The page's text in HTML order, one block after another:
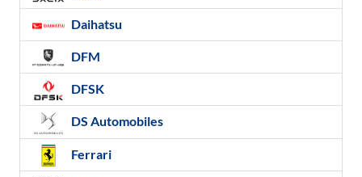
Daihatsu
DFM
DFSK
DS Automobiles
Ferrari